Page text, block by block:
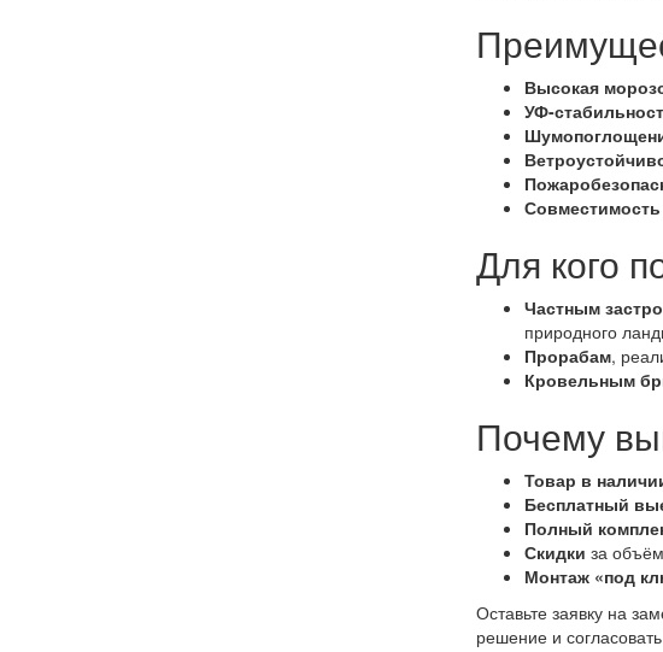
Высокая
УФ-
Совместимость
Для кого
Частным
природного
Прорабам,
Кровельным
Почему
Товар в
Бесплатный
Полный
Скидки за
Монтаж «под
Оставьте заявку на
решение и